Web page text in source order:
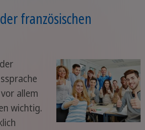
französischen
allem
wichtig.